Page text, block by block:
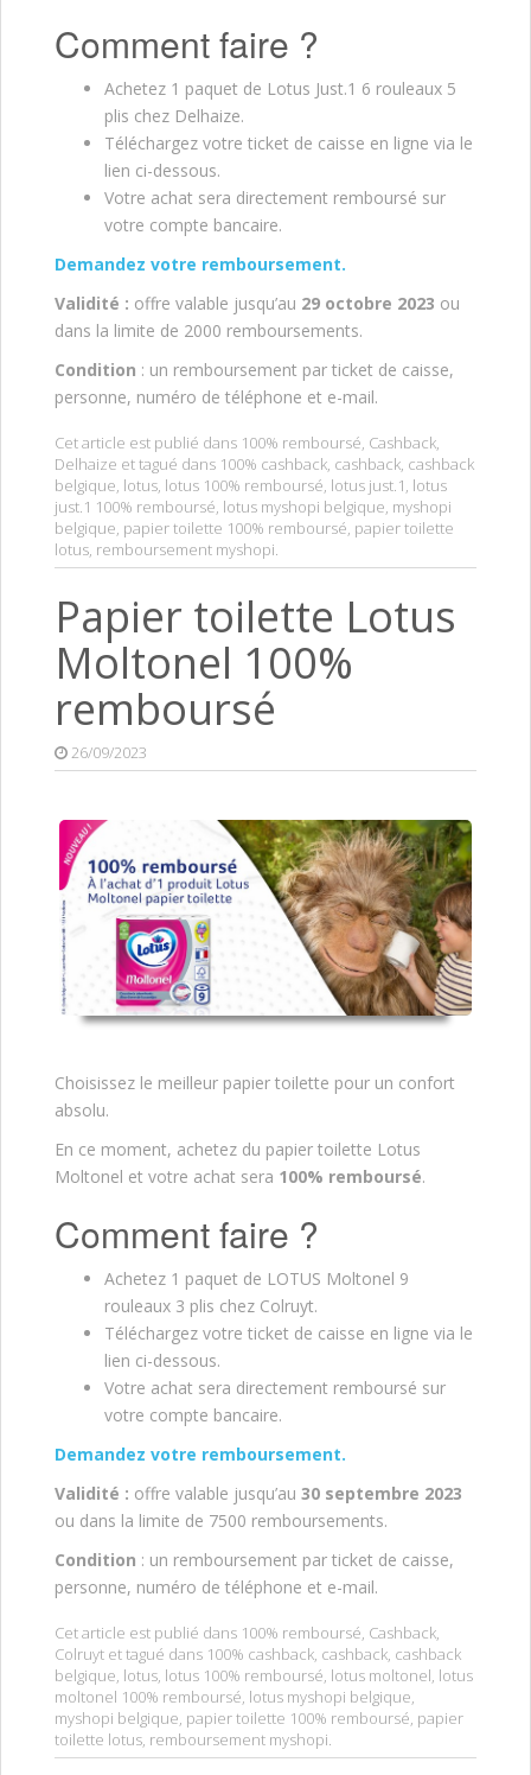
Comment faire ?
Achetez 1 paquet de Lotus Just.1 6 rouleaux 5
plis chez Delhaize.
Téléchargez votre ticket de caisse en ligne via le
lien ci-dessous.
Votre achat sera directement remboursé sur
votre compte bancaire.
Demandez votre remboursement.
Validité : offre valable jusqu’au 29 octobre 2023 ou
dans la limite de 2000 remboursements.
Condition : un remboursement par ticket de caisse,
personne, numéro de téléphone et e-mail.
Cet article est publié dans 100% remboursé, Cashback,
Delhaize et tagué dans 100% cashback, cashback, cashback
belgique, lotus, lotus 100% remboursé, lotus just.1, lotus
just.1 100% remboursé, lotus myshopi belgique, myshopi
belgique, papier toilette 100% remboursé, papier toilette
lotus, remboursement myshopi.
Papier toilette Lotus
Moltonel 100%
remboursé
26/09/2023
Choisissez le meilleur papier toilette pour un confort
absolu.
En ce moment, achetez du papier toilette Lotus
Moltonel et votre achat sera 100% remboursé.
Comment faire ?
Achetez 1 paquet de LOTUS Moltonel 9
rouleaux 3 plis chez Colruyt.
Téléchargez votre ticket de caisse en ligne via le
lien ci-dessous.
Votre achat sera directement remboursé sur
votre compte bancaire.
Demandez votre remboursement.
Validité : offre valable jusqu’au 30 septembre 2023
ou dans la limite de 7500 remboursements.
Condition : un remboursement par ticket de caisse,
personne, numéro de téléphone et e-mail.
Cet article est publié dans 100% remboursé, Cashback,
Colruyt et tagué dans 100% cashback, cashback, cashback
belgique, lotus, lotus 100% remboursé, lotus moltonel, lotus
moltonel 100% remboursé, lotus myshopi belgique,
myshopi belgique, papier toilette 100% remboursé, papier
toilette lotus, remboursement myshopi.